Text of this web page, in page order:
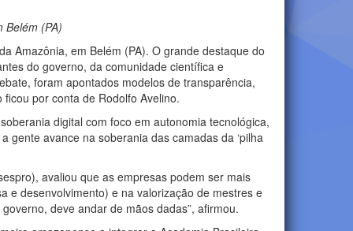
Belém (PA)
Amazônia, em Belém (PA). O grande destaque do
do governo, da comunidade científica e
foram apontados modelos de transparência,
por conta de Rodolfo Avelino.
digital com foco em autonomia tecnológica,
gente avance na soberania das camadas da ‘pilha
avaliou que as empresas podem ser mais
e desenvolvimento) e na valorização de mestres e
deve andar de mãos dadas”, afirmou.